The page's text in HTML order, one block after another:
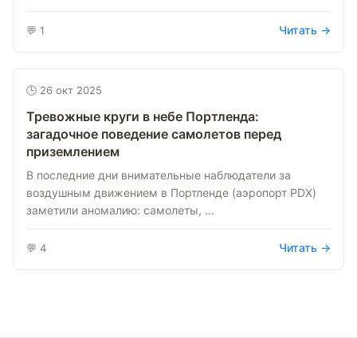
💬 1 Читать →
🕒 26 окт 2025
Тревожные круги в небе Портленда:
загадочное поведение самолетов перед
приземлением
В последние дни внимательные наблюдатели за
воздушным движением в Портленде (аэропорт PDX)
заметили аномалию: самолеты, ...
💬 4 Читать →